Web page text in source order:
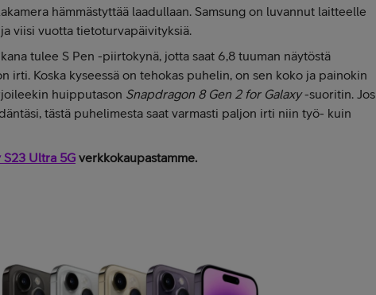
hämmästyttää laadullaan. Samsung on luvannut laitteelle
viisi vuotta tietoturvapäivityksiä.
tulee S Pen -piirtokynä, jotta saat 6,8 tuuman näytöstä
irti. Koska kyseessä on tehokas puhelin, on sen koko ja painokin
huipputason Snapdragon 8 Gen 2 for Galaxy-suoritin. Jos
tästä puhelimesta saat varmasti paljon irti niin työ- kuin
S23 Ultra 5G verkkokaupastamme.